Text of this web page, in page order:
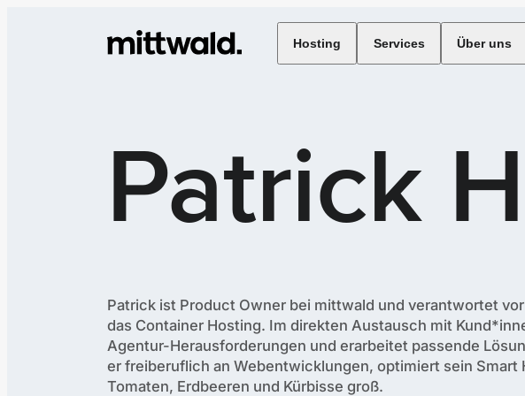
Hosting Services Über uns
Patrick
Patrick ist Product Owner bei mittwald und verantwortet
das Container Hosting. Im direkten Austausch mit
Agentur-Herausforderungen und erarbeitet passende
er freiberuflich an Webentwicklungen, optimiert sein Smart
Tomaten, Erdbeeren und Kürbisse groß.